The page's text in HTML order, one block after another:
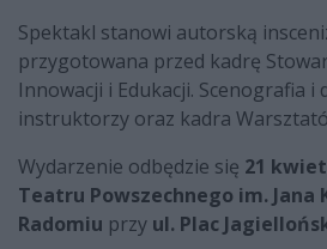
Spektakl stanowi autorską
przygotowana przed kadrę
Innowacji i Edukacji. Scenografia
instruktorzy oraz kadra
Wydarzenie odbędzie się 21
Teatru Powszechnego im. Jana
Radomiu przy ul. Plac